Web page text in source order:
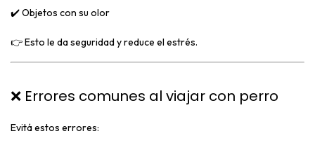
✔️ Objetos con su olor
👉 Esto le da seguridad y reduce el estrés.
❌ Errores comunes al viajar con perro
Evitá estos errores: